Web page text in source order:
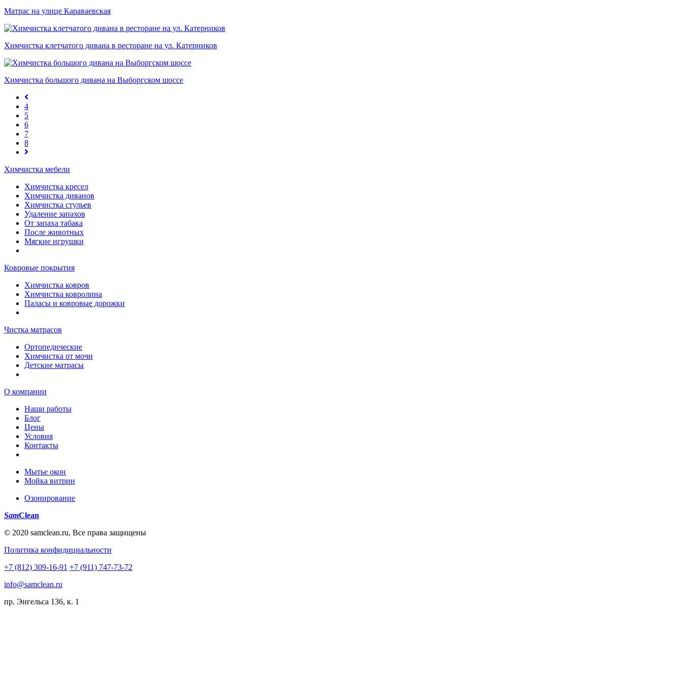
Матрас на улице Караваевская
Химчистка клетчатого дивана в ресторане на ул. Катерников
Химчистка большого дивана на Выборгском шоссе
4
5
6
7
8
Химчистка мебели
Химчистка кресел
Химчистка диванов
Химчистка стульев
Удаление запахов
От запаха табака
После животных
Мягкие игрушки
Ковровые покрытия
Химчистка ковров
Химчистка ковролина
Паласы и ковровые дорожки
Чистка матрасов
Ортопедические
Химчистка от мочи
Детские матрасы
О компании
Наши работы
Блог
Цены
Условия
Контакты
Мытье окон
Мойка витрин
Озонирование
SamClean
© 2020 samclean.ru, Все права защищены
Политика конфидициальности
+7 (812) 309-16-91 +7 (911) 747-73-72
info@samclean.ru
пр. Энгельса 136, к. 1